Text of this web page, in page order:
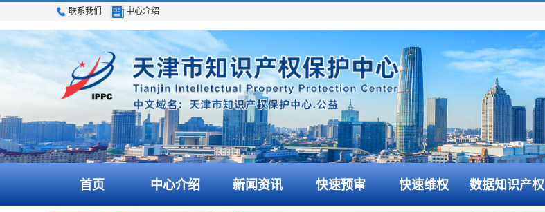
联系我们 中心介绍
首页 中心介绍 新闻资讯 快速预审 快速维权 数据知识产权